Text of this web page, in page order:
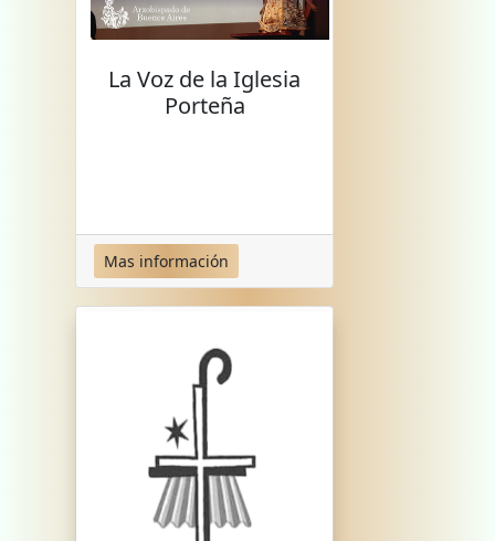
La Voz de la Iglesia
Porteña
Mas información